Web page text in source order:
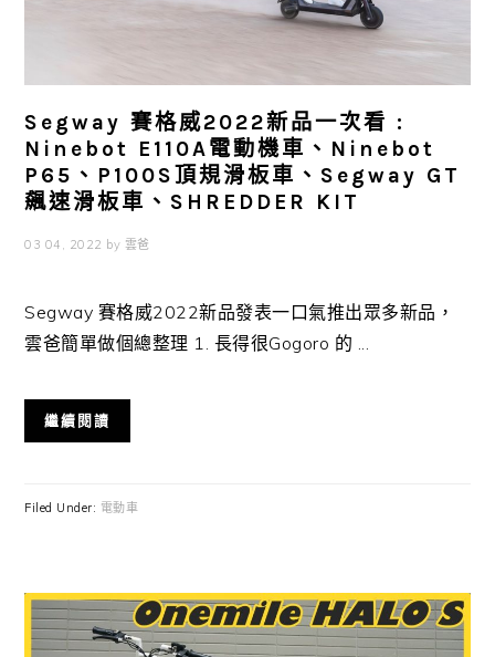
Segway 賽格威2022新品一次看 :
Ninebot E110A電動機車、Ninebot
P65、P100S頂規滑板車、Segway GT
飆速滑板車、SHREDDER KIT
03 04, 2022 by 雲爸
Segway 賽格威2022新品發表一口氣推出眾多新品，
雲爸簡單做個總整理 1. 長得很Gogoro 的 ...
繼續閱讀
Filed Under: 電動車